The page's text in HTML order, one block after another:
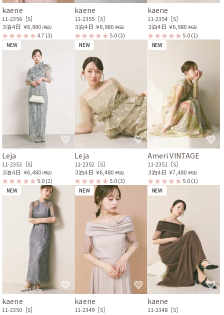
kaene
11-2356［S］
３泊４日 ￥6,980 (税込)
4.7(3)
kaene
11-2355［S］
３泊４日 ￥6,980 (税込)
5.0(3)
kaene
11-2354［S］
３泊４日 ￥6,980 (税込)
5.0(1)
NEW
Leja
11-2353［S］
３泊４日 ￥6,480 (税込)
5.0(2)
NEW
Leja
11-2352［S］
３泊４日 ￥6,480 (税込)
5.0(3)
NEW
Ameri VINTAGE
11-2351［S］
３泊４日 ￥7,480 (税込)
5.0(1)
NEW
kaene
11-2350［S］
NEW
kaene
11-2349［S］
NEW
kaene
11-2348［S］